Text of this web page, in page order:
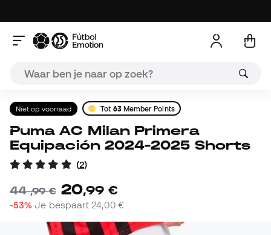
Niet op voorraad Tot 63Member Points
Puma AC Milan Primera
Equipación 2024-2025 Shorts
(2)
44,99 € 20,99 €
-53% Je bespaart 24,00 €